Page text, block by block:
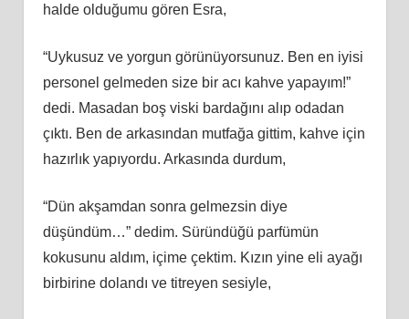
halde olduğumu gören Esra,
“Uykusuz ve yorgun görünüyorsunuz. Ben en iyisi
personel gelmeden size bir acı kahve yapayım!”
dedi. Masadan boş viski bardağını alıp odadan
çıktı. Ben de arkasından mutfağa gittim, kahve için
hazırlık yapıyordu. Arkasında durdum,
“Dün akşamdan sonra gelmezsin diye
düşündüm…” dedim. Süründüğü parfümün
kokusunu aldım, içime çektim. Kızın yine eli ayağı
birbirine dolandı ve titreyen sesiyle,